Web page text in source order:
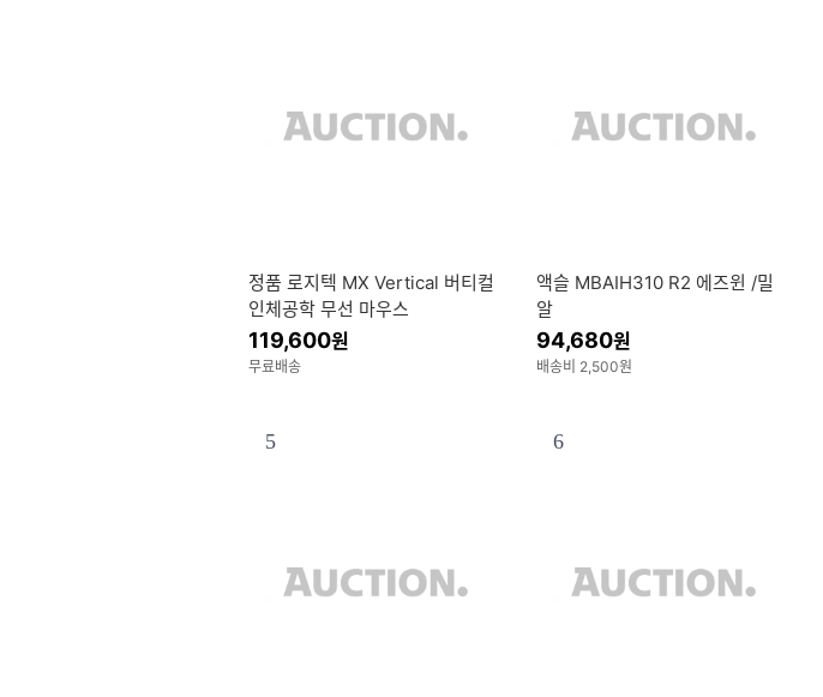
정품 로지텍 MX Vertical 버티컬
인체공학 무선 마우스
119,600원
무료배송
액슬 MBAIH310 R2 에즈윈 /밀
알
94,680원
배송비 2,500원
5 6